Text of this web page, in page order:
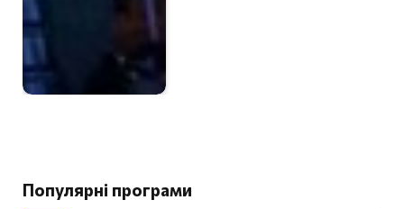
Популярні програми